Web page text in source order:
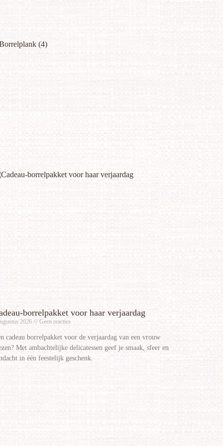
(4)
borrelpakket voor haar verjaardag
2026 Geen reacties
cadeau borrelpakket voor de verjaardag van een vrouw
Met ambachtelijke delicatessen geef je smaak, sfeer en
in één feestelijk geschenk.